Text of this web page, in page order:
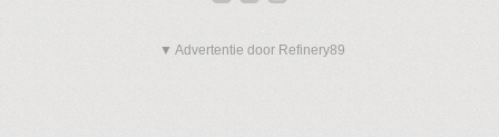
▼ Advertentie door Refinery89